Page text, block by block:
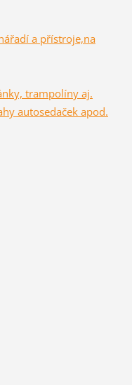
a přístroje,na
trampolíny aj.
autosedaček apod.